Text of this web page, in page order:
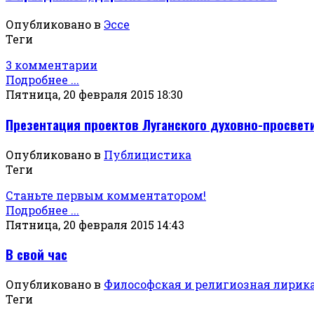
Опубликовано в Эссе
Теги
3 комментарии
Подробнее ...
Пятница, 20 февраля 2015 18:30
Презентация проектов Луганского духовно-
Опубликовано в Публицистика
Теги
Станьте первым комментатором!
Подробнее ...
Пятница, 20 февраля 2015 14:43
В свой час
Опубликовано в Философская и религиозная
Теги